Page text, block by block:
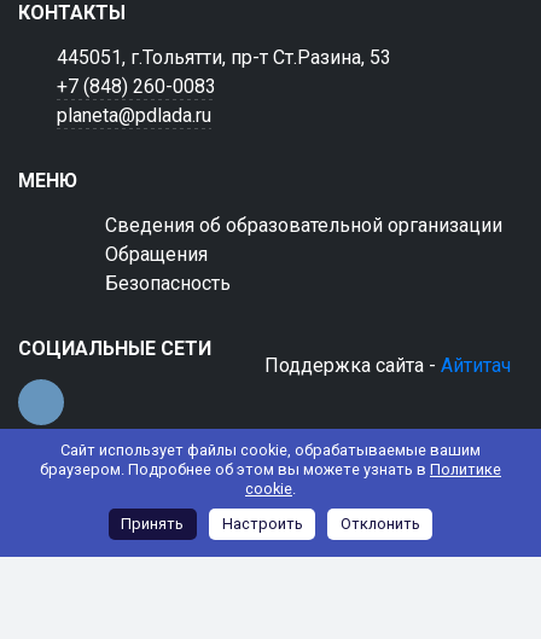
Сайт использует файлы cookie, обрабатываемые вашим
браузером. Подробнее об этом вы можете узнать в Политике
cookie.
Принять
Настроить Отклонить
КОНТАКТЫ
445051, г.Тольятти, пр-т Ст.Разина, 53
+7 (848) 260-0083
planeta@pdlada.ru
МЕНЮ
Сведения об образовательной организации
Обращения
Безопасность
СОЦИАЛЬНЫЕ СЕТИ
Поддержка сайта - Айтитач
© 2022 АНО ДО "Планета детства "Лада"